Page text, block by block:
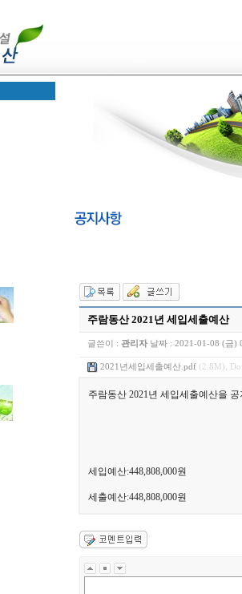
주람동산 2021년 세입세출예산
글쓴이 : 관리자 날짜 : 2021-01-08 (금)
2021년세입세출예산.pdf (2.8M),
주람동산 2021년 세입세출예산을
세입예산:448,808,000원
세출예산:448,808,000원